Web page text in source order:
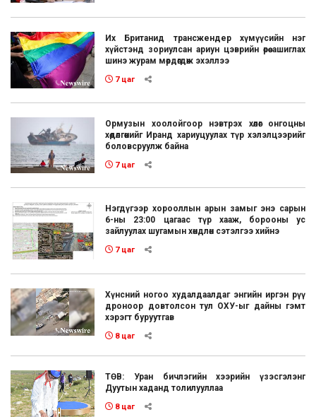
Их Британид трансжендер хүмүүсийн нэг
хүйстэнд зориулсан ариун цэврийн өрөө ашиглах
шинэ журам мөрдөгдөж эхэллээ
7 цаг
Ормузын хоолойгоор нэвтрэх хөлөг онгоцны
хөдөлгөөнийг Иранд хариуцуулах түр хэлэлцээрийг
боловсруулж байна
7 цаг
Нэгдүгээр хорооллын арын замыг энэ сарын
6-ны 23:00 цагаас түр хааж, борооны ус
зайлуулах шугамын хөндлөн сэтэлгээ хийнэ
7 цаг
Хүнсний ногоо худалдаалдаг энгийн иргэн рүү
дроноор довтолсон тул ОХУ-ыг дайны гэмт
хэрэгт буруутгав
8 цаг
ТӨВ: Уран бичлэгийн хээрийн үзэсгэлэнг
Дуутын хаданд толилууллаа
8 цаг